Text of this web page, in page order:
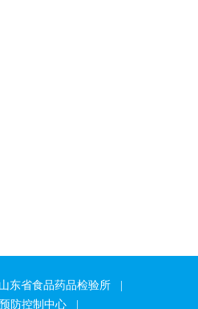
山东省食品药品检验所
防控制中心